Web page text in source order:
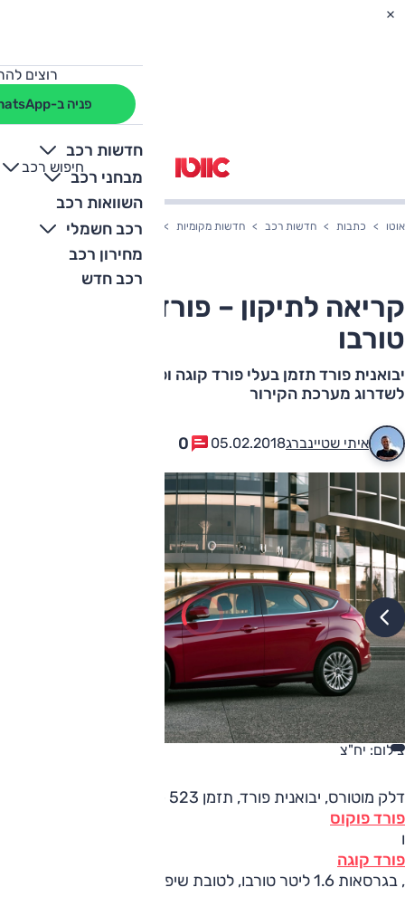
רוצים
פניה ב-WhatsApp
חדשות רכב
מבחני רכב
השוואות רכב
רכב חשמלי
מחירון רכב
רכב חדש
חיפוש רכב
+
-
אוטו כתבות חדשות רכב חדשות מקומיות קריאה לתיקון – פורד קוגה ופוקוס
קריאה לתיקון – פורד קוגה ופוקוס
טורבו
לשדרוג מערכת הקירור
איתי שטיינברג05.02.2018
0
צילום: יח"צ
דלק מוטורס, יבואנית פורד, תזמן 523 כלי רכב מדגמי
פורד פוקוס
ו
פורד קוגה
, בגרסאות 1.6 ליטר טורבו, לטובת שיפור מערכת קירור המנוע.